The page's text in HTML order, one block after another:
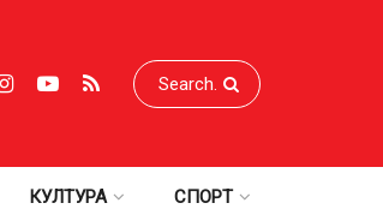
КУЛТУРА СПОРТ